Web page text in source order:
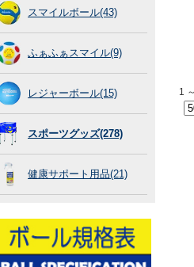
スマイルボール(43)
ふぁふぁスマイル(9)
レジャーボール(15)
スポーツグッズ(278)
健康サポート用品(21)
1